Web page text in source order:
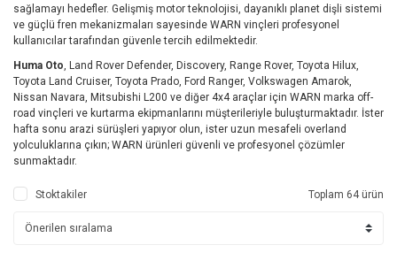
sağlamayı hedefler. Gelişmiş motor teknolojisi, dayanıklı planet dişli sistemi
ve güçlü fren mekanizmaları sayesinde WARN vinçleri profesyonel
kullanıcılar tarafından güvenle tercih edilmektedir.
Huma Oto, Land Rover Defender, Discovery, Range Rover, Toyota Hilux,
Toyota Land Cruiser, Toyota Prado, Ford Ranger, Volkswagen Amarok,
Nissan Navara, Mitsubishi L200 ve diğer 4x4 araçlar için WARN marka off-
road vinçleri ve kurtarma ekipmanlarını müşterileriyle buluşturmaktadır. İster
hafta sonu arazi sürüşleri yapıyor olun, ister uzun mesafeli overland
yolculuklarına çıkın; WARN ürünleri güvenli ve profesyonel çözümler
sunmaktadır.
Stoktakiler Toplam 64 ürün